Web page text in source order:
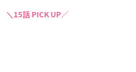
＼15話 PICK UP／